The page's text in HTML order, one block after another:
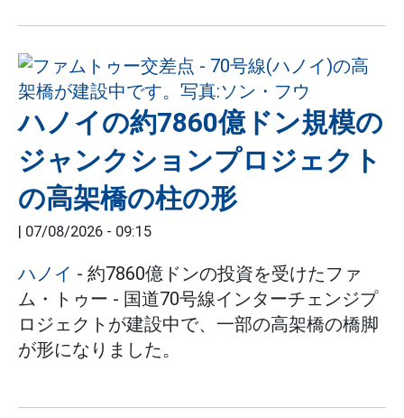
ハノイの約7860億ドン規模の
ジャンクションプロジェクト
の高架橋の柱の形
| 07/08/2026 - 09:15
ハノイ - 約7860億ドンの投資を受けたファ
ム・トゥー - 国道70号線インターチェンジプ
ロジェクトが建設中で、一部の高架橋の橋脚
が形になりました。